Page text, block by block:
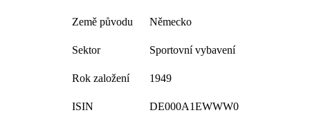
Země původu Německo
Sektor Sportovní vybavení
Rok založení 1949
ISIN DE000A1EWWW0